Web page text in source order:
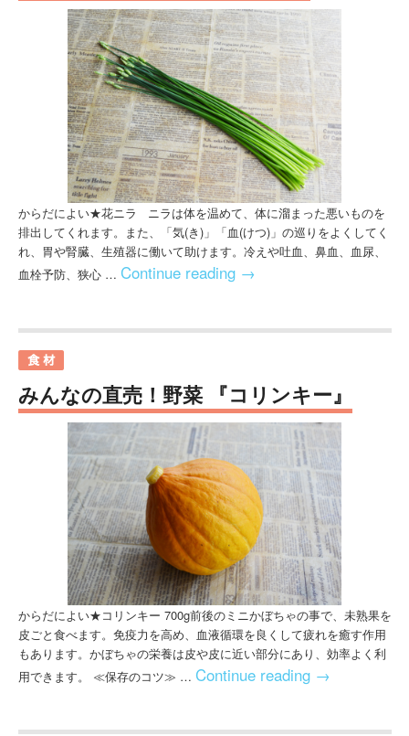
からだによい★花ニラ ニラは体を温めて、体に溜まった悪いものを
排出してくれます。また、「気(き)」「血(けつ)」の巡りをよくしてく
れ、胃や腎臓、生殖器に働いて助けます。冷えや吐血、鼻血、血尿、
血栓予防、狭心 … Continue reading →
みんなの直売！野菜 『コリンキー』
からだによい★コリンキー 700g前後のミニかぼちゃの事で、未熟果を
皮ごと食べます。免疫力を高め、血液循環を良くして疲れを癒す作用
もあります。かぼちゃの栄養は皮や皮に近い部分にあり、効率よく利
用できます。 ≪保存のコツ≫ … Continue reading →